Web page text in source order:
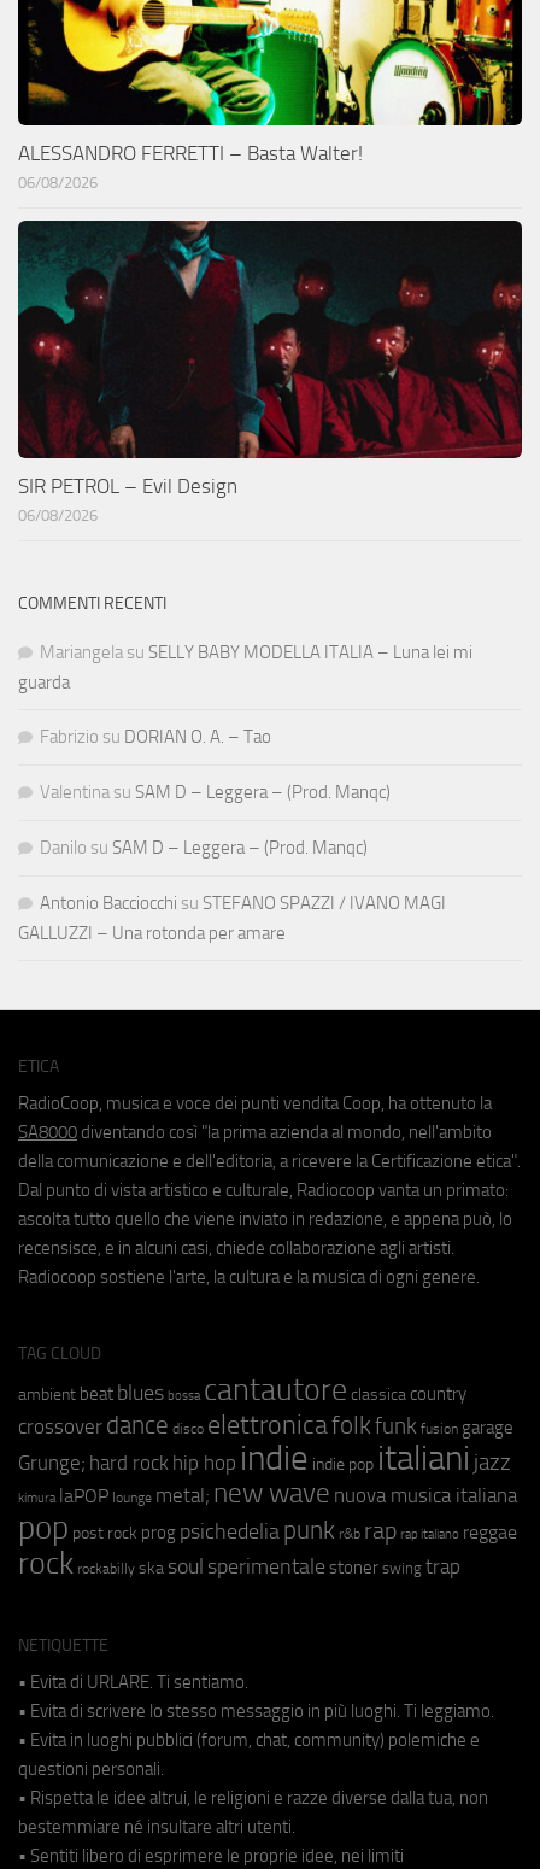
ALESSANDRO FERRETTI – Basta Walter!
06/08/2026
SIR PETROL – Evil Design
06/08/2026
COMMENTI RECENTI
Mariangela su SELLY BABY MODELLA ITALIA – Luna lei mi
guarda
Fabrizio su DORIAN O. A. – Tao
Valentina su SAM D – Leggera – (Prod. Manqc)
Danilo su SAM D – Leggera – (Prod. Manqc)
Antonio Bacciocchi su STEFANO SPAZZI / IVANO MAGI
GALLUZZI – Una rotonda per amare
ETICA
RadioCoop, musica e voce dei punti vendita Coop, ha ottenuto la
SA8000 diventando così "la prima azienda al mondo, nell'ambito
della comunicazione e dell'editoria, a ricevere la Certificazione etica".
Dal punto di vista artistico e culturale, Radiocoop vanta un primato:
ascolta tutto quello che viene inviato in redazione, e appena può, lo
recensisce, e in alcuni casi, chiede collaborazione agli artisti.
Radiocoop sostiene l'arte, la cultura e la musica di ogni genere.
TAG CLOUD
ambient beat blues bossa cantautore classica country
crossover dance disco elettronicafolkfunk fusion garage
Grunge; hard rock hip hop indie indie pop italiani jazz
kimura laPOP lounge metal; new wave nuova musica italiana
pop post rock prog psichedeliapunk r&b rap rap italiano reggae
rock rockabilly ska soul sperimentale stoner swing trap
NETIQUETTE
• Evita di URLARE. Ti sentiamo.
• Evita di scrivere lo stesso messaggio in più luoghi. Ti leggiamo.
• Evita in luoghi pubblici (forum, chat, community) polemiche e
questioni personali.
• Rispetta le idee altrui, le religioni e razze diverse dalla tua, non
bestemmiare né insultare altri utenti.
• Sentiti libero di esprimere le proprie idee, nei limiti